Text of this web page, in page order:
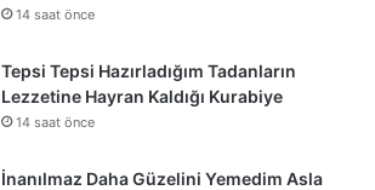
14 saat önce
Tepsi Tepsi Hazırladığım Tadanların
Lezzetine Hayran Kaldığı Kurabiye
14 saat önce
İnanılmaz Daha Güzelini Yemedim Asla